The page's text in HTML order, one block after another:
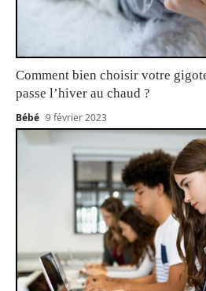
Comment bien choisir votre
passe l’hiver au chaud ?
Bébé 9 février 2023